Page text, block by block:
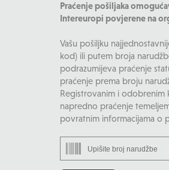
Praćenje pošiljaka
Intereuropi povjerene na
Vašu pošiljku
kod) ili putem broja
podrazumijeva praćenje
praćenje prema broju
Registrovanim i odobrenim
napredno praćenje
povratnim informacijama o